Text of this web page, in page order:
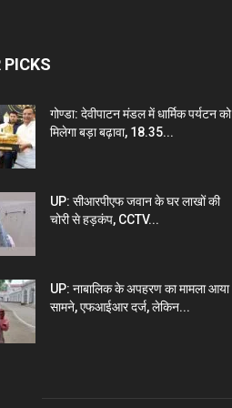
PICKS
गोण्डा: देवीपाटन मंडल में धार्मिक पर्यटन को
मिलेगा बड़ा बढ़ावा, 18.35...
UP: सीआरपीएफ जवान के घर लाखों की
चोरी से हड़कंप, CCTV...
UP: नाबालिक के अपहरण का मामला आया
सामने, एफआईआर दर्ज, लेकिन...